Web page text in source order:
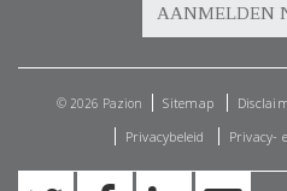
© 2026 Pazion Sitemap
Privacybeleid
Privacy-